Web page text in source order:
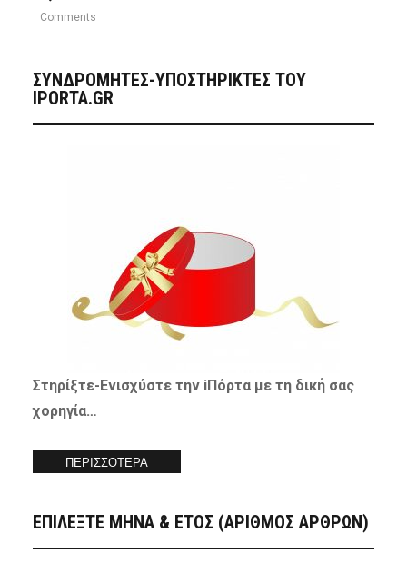
Comments
ΣΥΝΔΡΟΜΗΤΈΣ-ΥΠΟΣΤΗΡΙΚΤΈΣ ΤΟΥ
IPORTA.GR
Στηρίξτε-Ενισχύστετην iΠόρτα με τη δική σας
χορηγία…
ΠΕΡΙΣΣΟΤΕΡΑ
ΕΠΙΛΕΞΤΕ ΜΗΝΑ & ΕΤΟΣ (ΑΡΙΘΜΟΣ ΑΡΘΡΩΝ)